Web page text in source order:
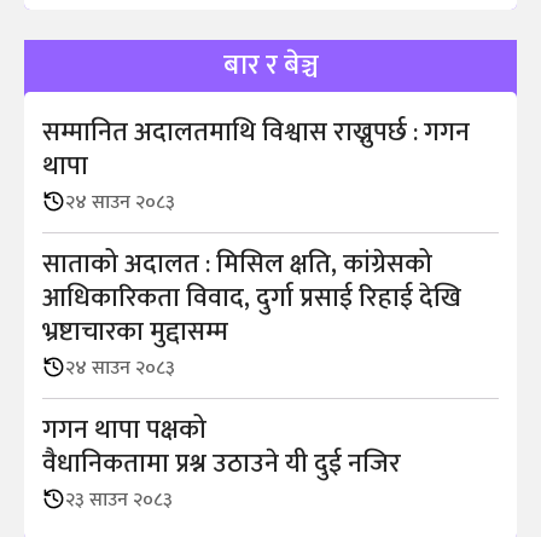
बार र बेञ्च
सम्मानित अदालतमाथि विश्वास राख्नुपर्छ : गगन
थापा
२४ साउन २०८३
साताको अदालत : मिसिल क्षति, कांग्रेसको
आधिकारिकता विवाद, दुर्गा प्रसाई रिहाई देखि
भ्रष्टाचारका मुद्दासम्म
२४ साउन २०८३
गगन थापा पक्षको
वैधानिकतामा प्रश्न उठाउने यी दुई नजिर
२३ साउन २०८३